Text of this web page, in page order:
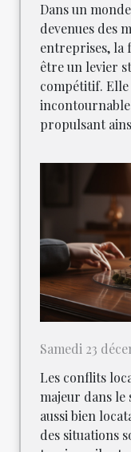
Dans un
devenues des
entreprises, la
être un levier
compétitif.
propulsant
Samedi 23
Les conflits
majeur dans
aussi bien
des situations